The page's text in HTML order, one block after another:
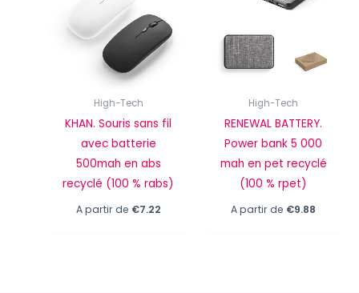
High-Tech
KHAN. Souris sans fil
avec batterie
500mah en abs
recyclé (100 % rabs)
A partir de €7.22
High-Tech
RENEWAL BATTERY.
Power bank 5 000
mah en pet recyclé
(100 % rpet)
A partir de €9.88